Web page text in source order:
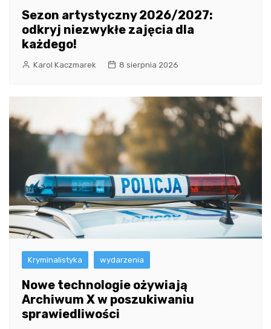
Sezon artystyczny 2026/2027:
odkryj niezwykłe zajęcia dla
każdego!
Karol Kaczmarek 8 sierpnia 2026
Kryminalistyka wydarzenia
Nowe technologie ożywiają
Archiwum X w poszukiwaniu
sprawiedliwości